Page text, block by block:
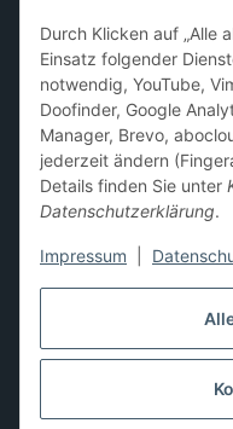
Schutzprodukte
Card Sleeves, Penny
Magnetic Holder,
Deckboxen ,Playmats
Durch Klicken auf „Alle
Einsatz folgender
notwendig, YouTube,
Doofinder, Google
Manager, Brevo,
jederzeit ändern
Details finden Sie unter
Datenschutzerklärung.
Impressum